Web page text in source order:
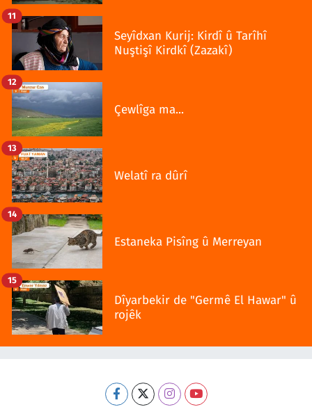
Seyîdxan Kurij: Kirdî û Tarîhî
Nuştişî Kirdkî (Zazakî)
11
Çewlîga ma...
12
Welatî ra dûrî
13
Estaneka Pisîng û Merreyan
14
Dîyarbekir de "Germê El Hawar" û
rojêk
15